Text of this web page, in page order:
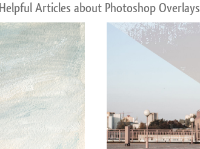
Helpful Articles about Photoshop Overlays